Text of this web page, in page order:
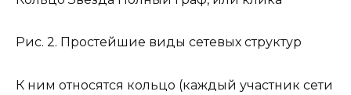
Рис. 2. Простейшие виды сетевых структур
К ним относятся кольцо (каждый участник сети